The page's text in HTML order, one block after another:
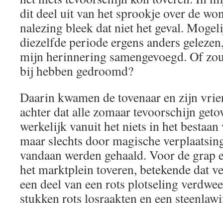
dit deel uit van het sprookje over de
nalezing bleek dat niet het geval.
diezelfde periode ergens anders
mijn herinnering samengevoegd. Of
bij hebben gedroomd?
Daarin kwamen de tovenaar en zijn
achter dat alle zomaar tevoorschijn
werkelijk vanuit het niets in het bestaan
maar slechts door magische
vandaan werden gehaald. Voor de
het marktplein toveren, betekende dat
een deel van een rots plotseling
stukken rots losraakten en een